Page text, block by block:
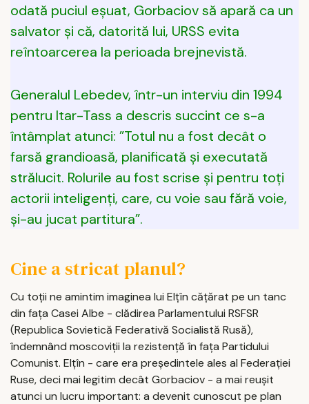
odată puciul eșuat, Gorbaciov să apară ca un
salvator și că, datorită lui, URSS evita
reîntoarcerea la perioada brejnevistă.
Generalul Lebedev, într-un interviu din 1994
pentru Itar-Tass a descris succint ce s-a
întâmplat atunci: ”Totul nu a fost decât o
farsă grandioasă, planificată și executată
strălucit. Rolurile au fost scrise și pentru toți
actorii inteligenți, care, cu voie sau fără voie,
și-au jucat partitura”.
Cine a stricat planul?
Cu toții ne amintim imaginea lui Elțîn cățărat pe un tanc
din fața Casei Albe - clădirea Parlamentului RSFSR
(Republica Sovietică Federativă Socialistă Rusă),
îndemnând moscoviții la rezistență în fața Partidului
Comunist. Elțîn - care era președintele ales al Federației
Ruse, deci mai legitim decât Gorbaciov - a mai reușit
atunci un lucru important: a devenit cunoscut pe plan